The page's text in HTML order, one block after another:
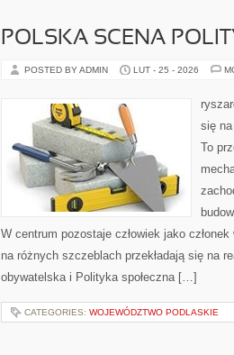
POLSKA SCENA
POSTED BY ADMIN LUT - 25 - 2026
się
To
W centrum pozostaje człowiek jako
na różnych szczeblach przekładają się na
obywatelska i Polityka społeczna […]
CATEGORIES: WOJEWÓDZTWO PODLASKIE